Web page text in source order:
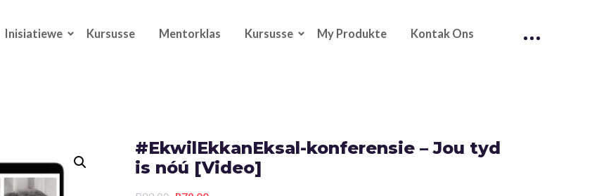
Inisiatiewe Kursusse Mentorklas Kursusse My Produkte Kontak Ons
#EkwilEkkanEksal-konferensie – Jou tyd
is nóú [Video]